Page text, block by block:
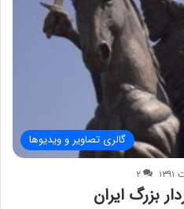
گالری تصاویر و ویدیوها
۲
بزرگ ایران